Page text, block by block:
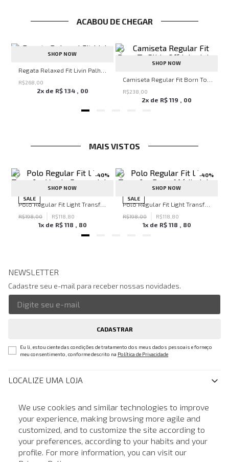
We use cookies and similar technologies to improve
your experience, making browsing more agile and
customized, and to customize the site according to
your preferences, according to your habits and your
profile. For more information, you can visit our
ACABOU DE CHEGAR
SHOP NOW
R$268 00
2x de R$ 134 , 00
SHOP NOW
R$238 00
2x de R$ 119 , 00
MAIS VISTOS
-40%
SALE
SHOP NOW
Polo Regular Fit Light Transfer Verde Escuro John John Masculina
R$198,00 R$118 80
1x de R$ 118 , 80
-40%
SALE
SHOP NOW
Polo Regular Fit Light Transfer Bege Médio John John Masculina
R$198,00 R$118 80
1x de R$ 118 , 80
NEWSLETTER
Cadastre seu e-mail para receber nossas novidades.
CADASTRAR
Eu li, estou ciente das condições de tratamento dos meus dados pessoais e forneço
meu consentimento, conforme descrito na Política de Privacidade
LOCALIZE UMA LOJA
Quem Somos
Nossas Lojas
John John Club
AJUDA
FAQ
Central de Atendimento
NOSSAS AÇÕES